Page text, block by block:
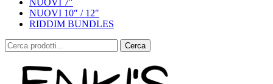
NUOVI 7″
NUOVI 10″ / 12″
RIDDIM BUNDLES
Cerca:
Cerca